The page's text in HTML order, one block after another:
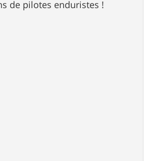
de pilotes enduristes !